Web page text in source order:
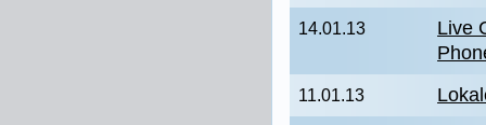
14.01.13
Live
11.01.13